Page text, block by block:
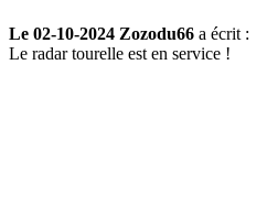
Le 02-10-2024 Zozodu66 a écrit :
Le radar tourelle est en service !